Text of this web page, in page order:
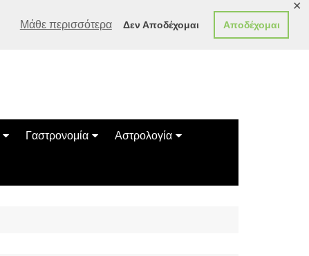
Μάθε περισσότερα Δεν Αποδέχομαι Αποδέχομαι
✕
Γαστρονομία
Συνταγές
Αστρολογία
Κινέζικο Ωροσκόπιο